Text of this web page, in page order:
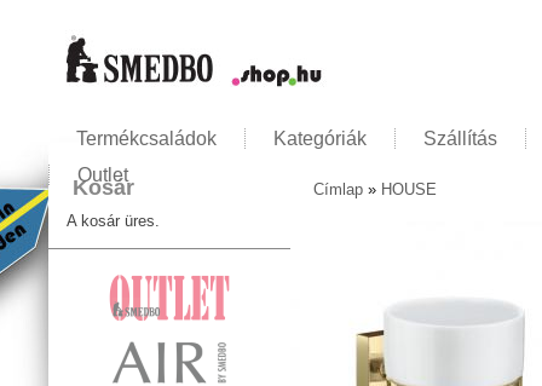
Termékcsaládok Kategóriák
Szállítás
Outlet
Kosár
A kosár üres.
Jelenlegi hely
Címlap » HOUSE